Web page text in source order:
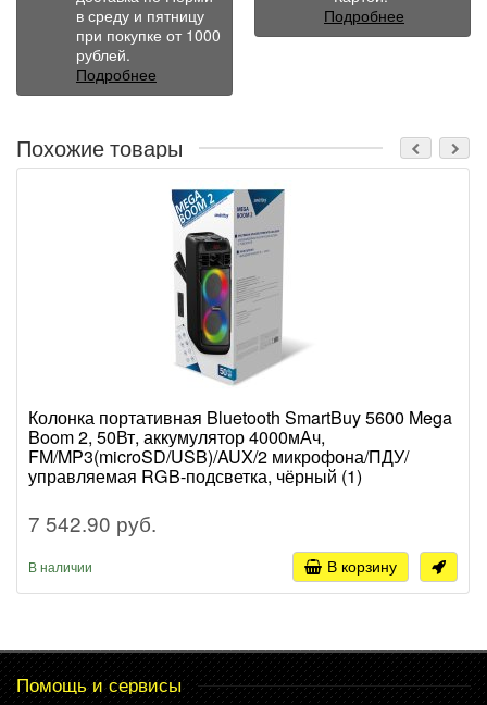
в среду и пятницу
при покупке от 1000
рублей.
Подробнее
Подробнее
Похожие товары
Колонка портативная Bluetooth SmartBuy 5600 Mega
Boom 2, 50Вт, аккумулятор 4000мАч,
FM/MP3(microSD/USB)/AUX/2 микрофона/ПДУ/
управляемая RGB-подсветка, чёрный (1)
7 542.90 руб.
В наличии В корзину
Помощь и сервисы